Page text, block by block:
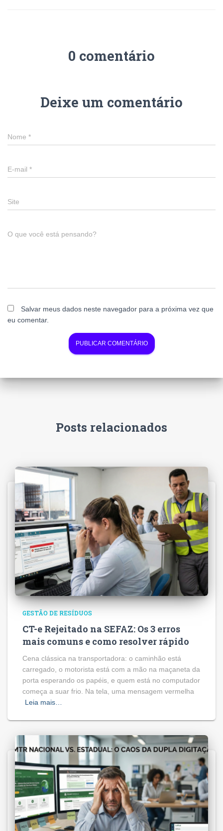
0 comentário
Deixe um comentário
Nome *
E-mail *
Site
O que você está pensando?
Salvar meus dados neste navegador para a próxima vez que
eu comentar.
Posts relacionados
GESTÃO DE RESÍDUOS
CT-e Rejeitado na SEFAZ: Os 3 erros
mais comuns e como resolver rápido
Cena clássica na transportadora: o caminhão está
carregado, o motorista está com a mão na maçaneta da
porta esperando os papéis, e quem está no computador
começa a suar frio. Na tela, uma mensagem vermelha
Leia mais…